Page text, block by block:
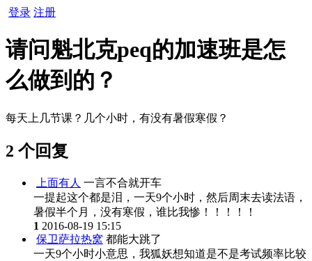
登录 注册
请问魁北克peq的加速班是怎
么做到的？
每天上几节课？几个小时，有没有暑假寒假？
2 个回复
上面有人 一言不合就开车
一提起这个都是泪，一天9个小时，然后周末去读法语，
暑假半个月，没有寒假，谁比我惨！！！！！
1 2016-08-19 15:15
保卫萨拉热窝 都能大跳了
一天9个小时小意思，我狐妖想知道是不是考试频率比较